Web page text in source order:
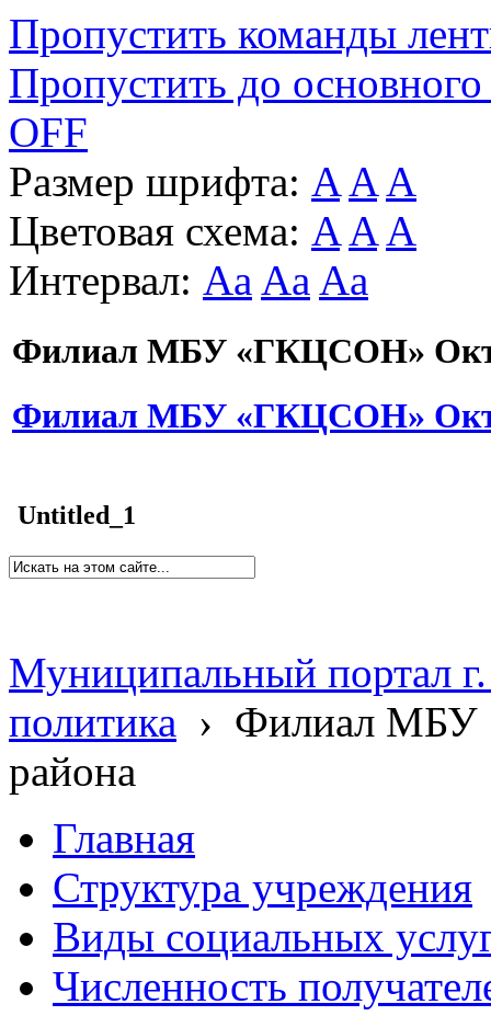
Пропустить команды
Пропустить до основного
OFF
Размер шрифта: A A A
Цветовая схема: A A A
Интервал: Aa Aa Aa
Филиал МБУ «ГКЦСОН»
Филиал МБУ «ГКЦСОН»
Untitled_1
Муниципальный портал
политика › Филиал МБУ
района
Главная
Структура учреждения
Виды социальных
Численность